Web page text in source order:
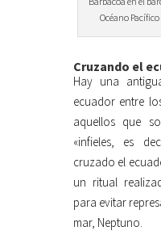
Océano
Cruzando el
Hay una
ecuador entre
aquellos que
«infieles, es
cruzado el
un ritual
para evitar
mar, Neptuno.